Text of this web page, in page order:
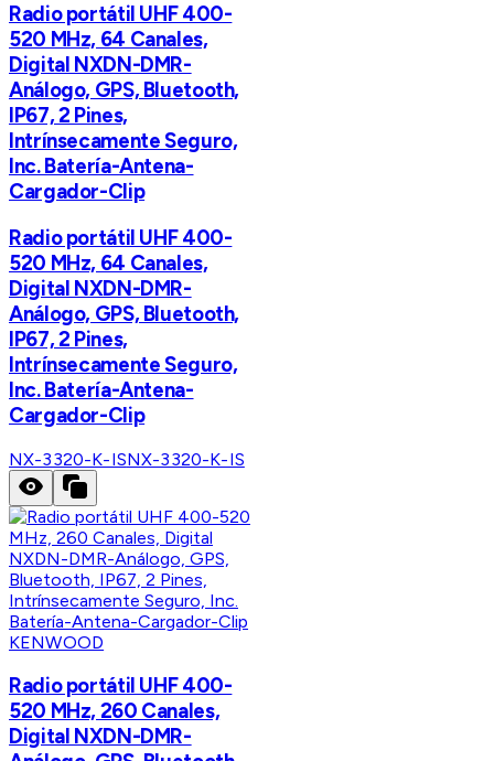
Radio portátil UHF 400-
520 MHz, 64 Canales,
Digital NXDN-DMR-
Análogo, GPS, Bluetooth,
IP67, 2 Pines,
Intrínsecamente Seguro,
Inc. Batería-Antena-
Cargador-Clip
Radio portátil UHF 400-
520 MHz, 64 Canales,
Digital NXDN-DMR-
Análogo, GPS, Bluetooth,
IP67, 2 Pines,
Intrínsecamente Seguro,
Inc. Batería-Antena-
Cargador-Clip
NX-3320-K-ISNX-3320-K-IS
KENWOOD
Radio portátil UHF 400-
520 MHz, 260 Canales,
Digital NXDN-DMR-